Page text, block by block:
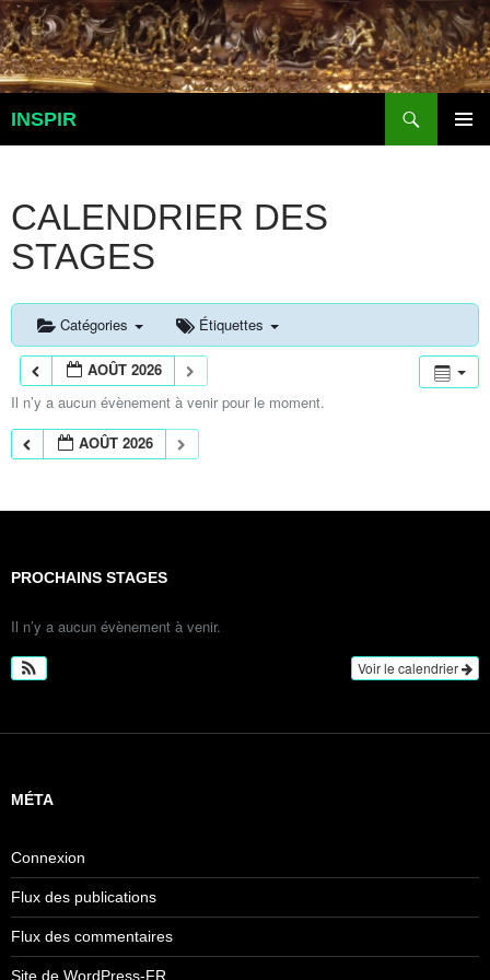
Aller
au
contenu
INSPIR
CALENDRIER DES
STAGES
Catégories Étiquettes
AOÛT 2026
Il n’y a aucun évènement à venir pour le moment.
AOÛT 2026
PROCHAINS STAGES
Il n’y a aucun évènement à venir.
Voir le calendrier
MÉTA
Connexion
Flux des publications
Flux des commentaires
Site de WordPress-FR